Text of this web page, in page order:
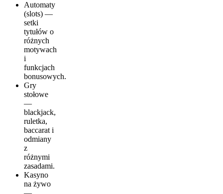
Automaty
(slots) —
setki
tytułów o
różnych
motywach
i
funkcjach
bonusowych.
Gry
stołowe
—
blackjack,
ruletka,
baccarat i
odmiany
z
różnymi
zasadami.
Kasyno
na żywo